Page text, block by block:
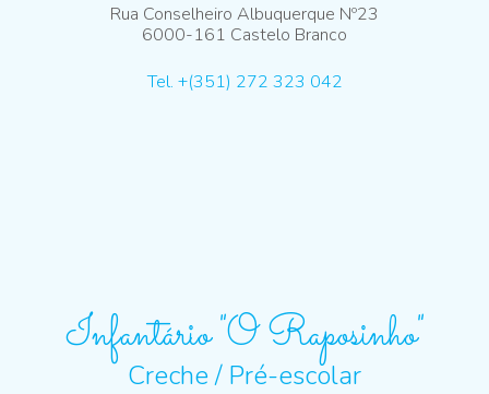
Rua Conselheiro Albuquerque Nº23
6000-161 Castelo Branco
Tel. +(351) 272 323 042
Infantário "O Raposinho"
Creche / Pré-escolar